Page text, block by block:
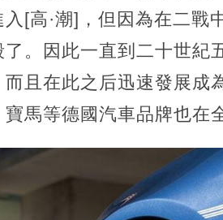
[高·潮]，但因為在二戰
。因此一直到二十世紀
且在此之后迅速發展成
馬等德國汽車品牌也在